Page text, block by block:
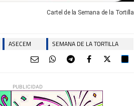
Cartel de la Semana de la Tortilla
ASECEM SEMANA DE LA TORTILLA